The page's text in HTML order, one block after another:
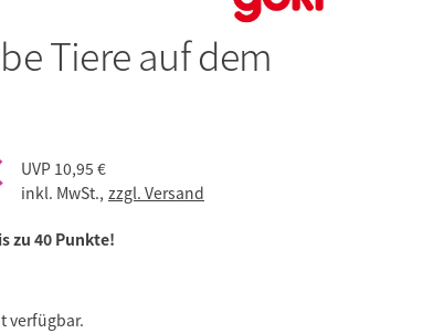
Tiere auf dem
UVP 10,95 €
inkl. MwSt., zzgl. Versand
zu 40 Punkte!
verfügbar.